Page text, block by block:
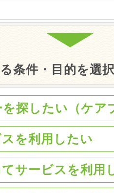
条件・目的を選
探したい（ケア
を利用したい
サービスを利用